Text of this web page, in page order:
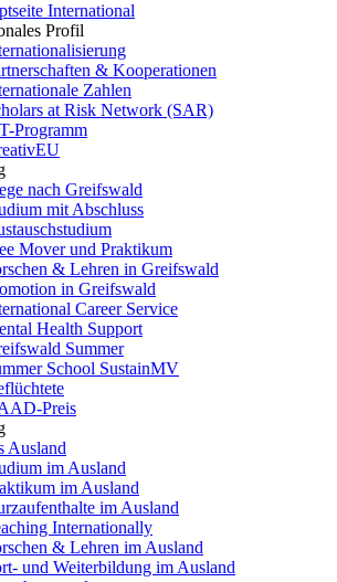
International
Profil
& Kooperationen
Zahlen
at Risk Network (SAR)
Programm
nach Greifswald
mit Abschluss
Mover und Praktikum
& Lehren in Greifswald
in Greifswald
Career Service
Health Support
Summer
School SustainMV
Preis
Ausland
im Ausland
im Ausland
im Ausland
Internationally
& Lehren im Ausland
und Weiterbildung im Ausland